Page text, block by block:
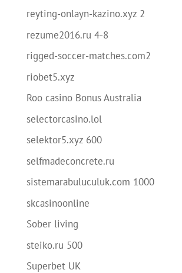
reyting-onlayn-kazino.xyz 2
rezume2016.ru 4-8
rigged-soccer-matches.com2
riobet5.xyz
Roo casino Bonus Australia
selectorcasino.lol
selektor5.xyz 600
selfmadeconcrete.ru
sistemarabuluculuk.com 1000
skcasinoonline
Sober living
steiko.ru 500
Superbet UK